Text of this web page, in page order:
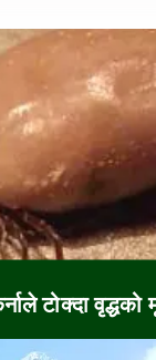
टोक्दा वृद्धको